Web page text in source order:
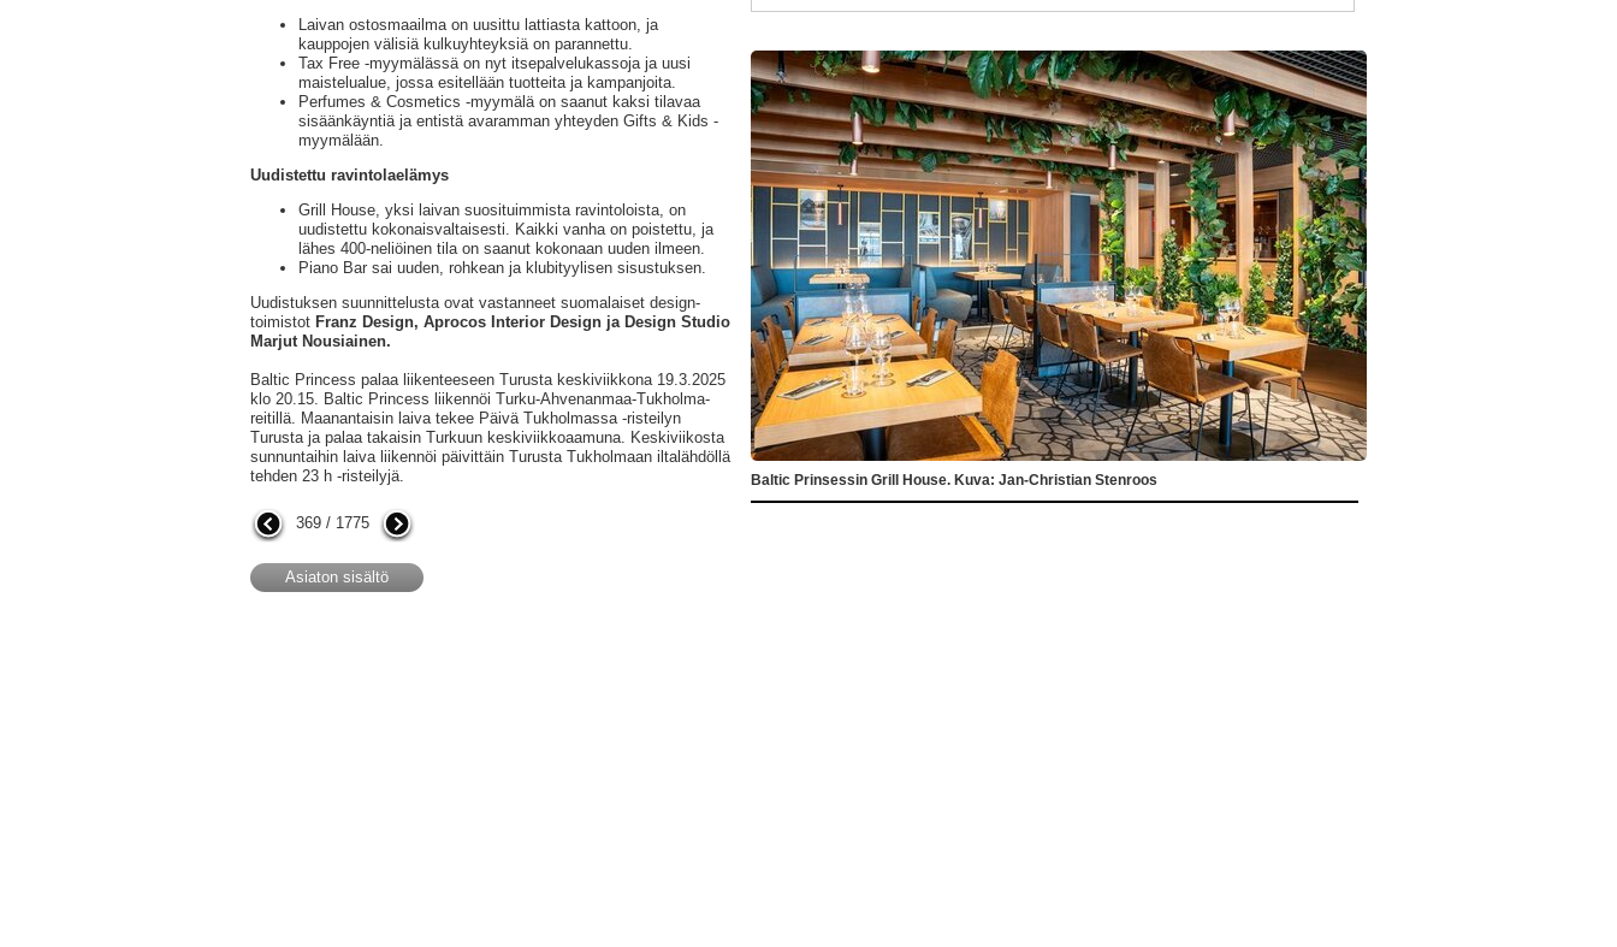
Laivan ostosmaailma on uusittu lattiasta kattoon, ja
kauppojen välisiä kulkuyhteyksiä on parannettu.
Tax Free -myymälässä on nyt itsepalvelukassoja ja uusi
maistelualue, jossa esitellään tuotteita ja kampanjoita.
Perfumes & Cosmetics -myymälä on saanut kaksi tilavaa
sisäänkäyntiä ja entistä avaramman yhteyden Gifts & Kids -
myymälään.
Uudistettu ravintolaelämys
Grill House, yksi laivan suosituimmista ravintoloista, on
uudistettu kokonaisvaltaisesti. Kaikki vanha on poistettu, ja
lähes 400-neliöinen tila on saanut kokonaan uuden ilmeen.
Piano Bar sai uuden, rohkean ja klubityylisen sisustuksen.
Uudistuksen suunnittelusta ovat vastanneet suomalaiset design-
toimistot Franz Design, Aprocos Interior Design ja Design Studio
Marjut Nousiainen.
Baltic Princess palaa liikenteeseen Turusta keskiviikkona 19.3.2025
klo 20.15. Baltic Princess liikennöi Turku-Ahvenanmaa-Tukholma-
reitillä. Maanantaisin laiva tekee Päivä Tukholmassa -risteilyn
Turusta ja palaa takaisin Turkuun keskiviikkoaamuna. Keskiviikosta
sunnuntaihin laiva liikennöi päivittäin Turusta Tukholmaan iltalähdöllä
tehden 23 h -risteilyjä.
369 / 1775
Asiaton sisältö
Baltic Prinsessin Grill House. Kuva: Jan-Christian Stenroos